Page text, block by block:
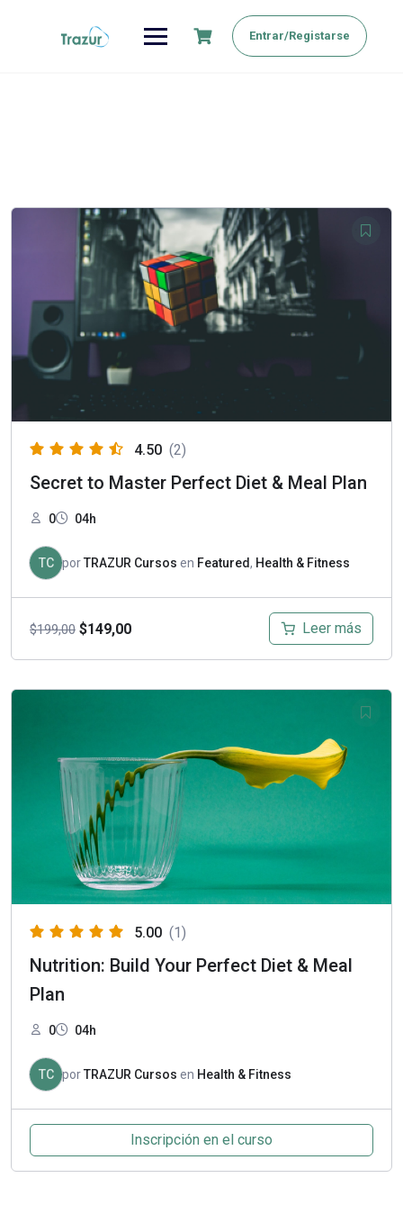
Entrar/Registarse
4.50 (2)
Secret to Master Perfect Diet & Meal Plan
0 04h
TC porTRAZUR Cursos en Featured, Health & Fitness
$199,00 El
era:
$149,00El
es:
Leer más
5.00 (1)
Nutrition: Build Your Perfect Diet & Meal
Plan
0 04h
TC porTRAZUR Cursos en Health & Fitness
Inscripción en el curso